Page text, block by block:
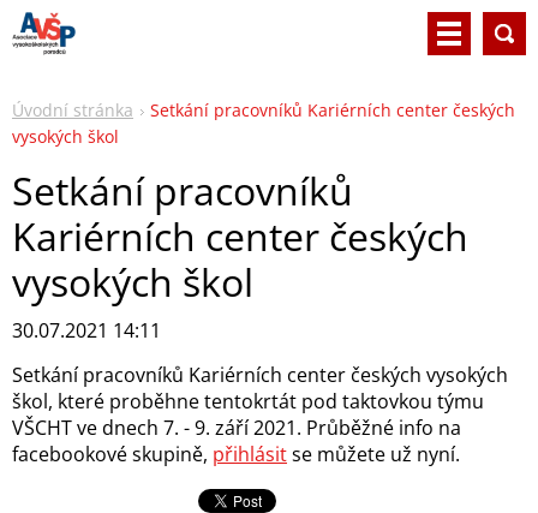
Úvodní stránka
Setkání pracovníků Kariérních center českých
vysokých škol
Setkání pracovníků
Kariérních center českých
vysokých škol
30.07.2021 14:11
Setkání pracovníků Kariérních center českých vysokých
škol, které proběhne tentokrtát pod taktovkou týmu
VŠCHT ve dnech 7. - 9. září 2021. Průběžné info na
facebookové skupině, přihlásitse můžete už nyní.